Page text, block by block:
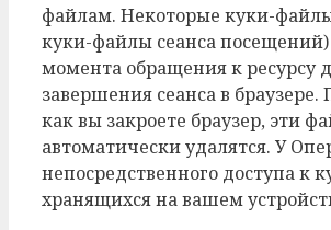
файлам. Некоторые куки-
куки-файлы сеанса посещений)
момента обращения к ресурсу
завершения сеанса в браузере.
как вы закроете браузер, эти
автоматически удалятся. У
непосредственного доступа к
хранящихся на вашем